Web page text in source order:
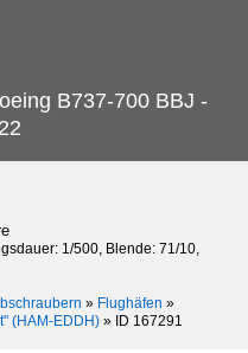
B737-700 BBJ -
1/500, Blende: 71/10,
» Flughäfen »
(HAM-EDDH) » ID 167291